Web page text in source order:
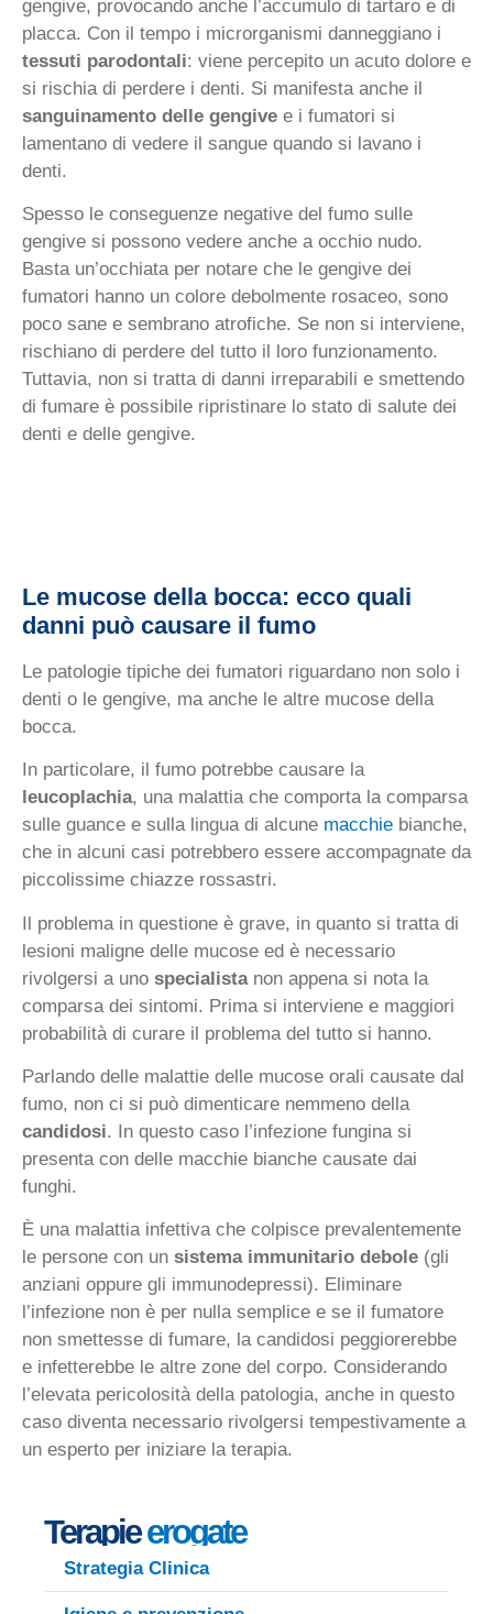
gengive, provocando anche l’accumulo di tartaro e di
placca. Con il tempo i microrganismi danneggiano i
tessuti parodontali: viene percepito un acuto dolore e
si rischia di perdere i denti. Si manifesta anche il
sanguinamento delle gengive e i fumatori si
lamentano di vedere il sangue quando si lavano i
denti.
Spesso le conseguenze negative del fumo sulle
gengive si possono vedere anche a occhio nudo.
Basta un’occhiata per notare che le gengive dei
fumatori hanno un colore debolmente rosaceo, sono
poco sane e sembrano atrofiche. Se non si interviene,
rischiano di perdere del tutto il loro funzionamento.
Tuttavia, non si tratta di danni irreparabili e smettendo
di fumare è possibile ripristinare lo stato di salute dei
denti e delle gengive.
Le mucose della bocca: ecco quali
danni può causare il fumo
Le patologie tipiche dei fumatori riguardano non solo i
denti o le gengive, ma anche le altre mucose della
bocca.
In particolare, il fumo potrebbe causare la
leucoplachia, una malattia che comporta la comparsa
sulle guance e sulla lingua di alcune macchie bianche,
che in alcuni casi potrebbero essere accompagnate da
piccolissime chiazze rossastri.
Il problema in questione è grave, in quanto si tratta di
lesioni maligne delle mucose ed è necessario
rivolgersi a uno specialistanon appena si nota la
comparsa dei sintomi. Prima si interviene e maggiori
probabilità di curare il problema del tutto si hanno.
Parlando delle malattie delle mucose orali causate dal
fumo, non ci si può dimenticare nemmeno della
candidosi. In questo caso l’infezione fungina si
presenta con delle macchie bianche causate dai
funghi.
È una malattia infettiva che colpisce prevalentemente
le persone con un sistema immunitario debole (gli
anziani oppure gli immunodepressi). Eliminare
l’infezione non è per nulla semplice e se il fumatore
non smettesse di fumare, la candidosi peggiorerebbe
e infetterebbe le altre zone del corpo. Considerando
l’elevata pericolosità della patologia, anche in questo
caso diventa necessario rivolgersi tempestivamente a
un esperto per iniziare la terapia.
Terapieerogate
Strategia Clinica